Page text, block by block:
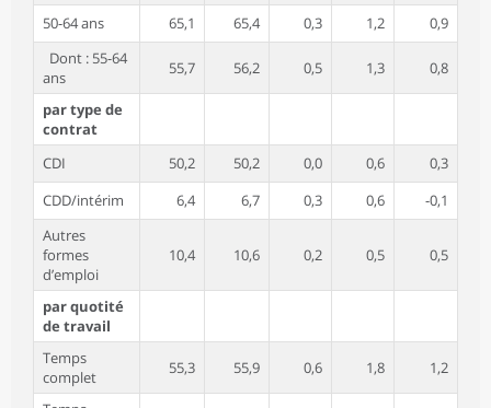
50-64 ans
65,1 65,4 0,3 1,2
0,9
Dont : 55-64
ans
55,7 56,2 0,5 1,3 0,8
par type de
contrat
CDI
50,2 50,2 0,0 0,6
0,3
CDD/intérim
6,4 6,7 0,3 0,6
-0,1
Autres
formes
d’emploi
10,4 10,6 0,2 0,5 0,5
par quotité
de travail
Temps
complet
55,3 55,9 0,6 1,8 1,2